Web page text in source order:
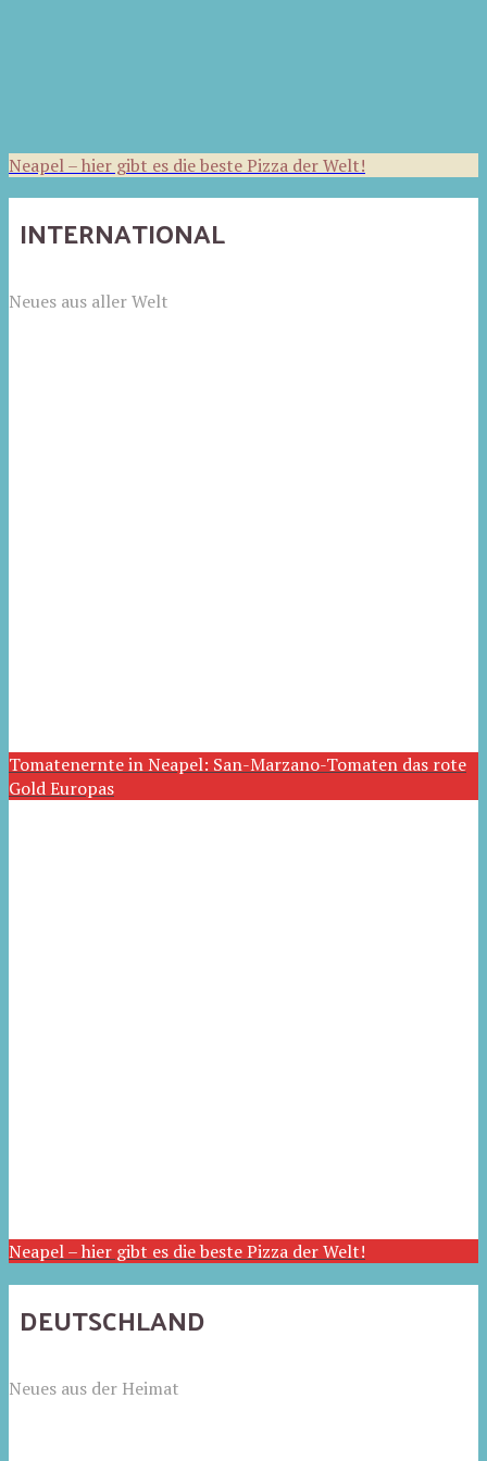
Neapel – hier gibt es die beste Pizza der Welt!
INTERNATIONAL
Neues aus aller Welt
Tomatenernte in Neapel: San-Marzano-Tomaten das rote
Gold Europas
Neapel – hier gibt es die beste Pizza der Welt!
DEUTSCHLAND
Neues aus der Heimat